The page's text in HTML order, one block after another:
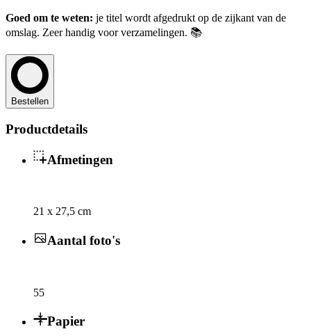
Goed om te weten: je titel wordt afgedrukt op de zijkant van de
omslag. Zeer handig voor verzamelingen. 📚
Bestellen
Productdetails
Afmetingen
21 x 27,5 cm
Aantal foto's
55
Papier